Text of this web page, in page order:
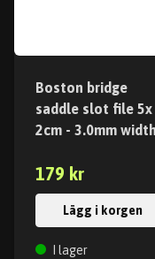
Boston bridge
saddle slot file 5x
2cm - 3.0mm width
179 kr
Lägg i korgen
I lager